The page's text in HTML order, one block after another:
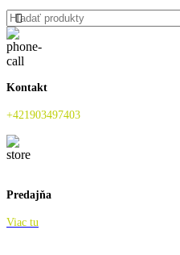
Kontakt
+421903497403
Predajňa
Viac tu